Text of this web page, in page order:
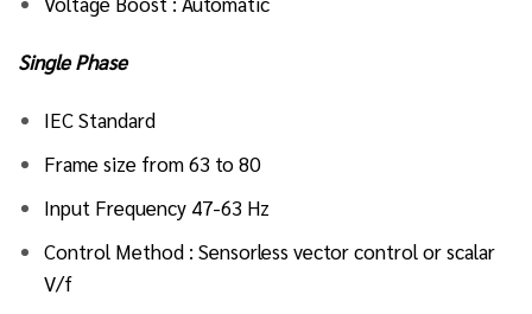
Single Phase
IEC Standard
Frame size from 63 to 80
Input Frequency 47-63 Hz
Control Method : Sensorless vector control or scalar
V/f